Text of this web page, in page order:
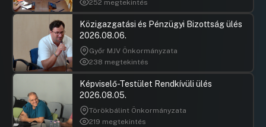
252 megtekintés
Közigazgatási és Pénzügyi Bizottság ülés
2026.08.06.
Győr MJV Önkormányzata
238 megtekintés
Képviselő-Testület Rendkívüli ülés
2026.08.05.
Törökbálint Önkormányzata
219 megtekintés